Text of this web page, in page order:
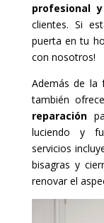
profesional
clientes. Si
puerta en tu
con nosotros!
Además de la
también
reparación
luciendo y
servicios
bisagras y
renovar el